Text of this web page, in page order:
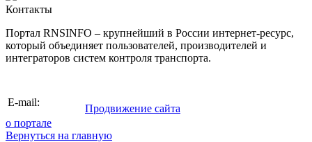
Контакты
Портал RNSINFO – крупнейший в России интернет-ресурс,
который объединяет пользователей, производителей и
интеграторов систем контроля транспорта.
E-mail:
Продвижение сайта
о портале
Вернуться на главную